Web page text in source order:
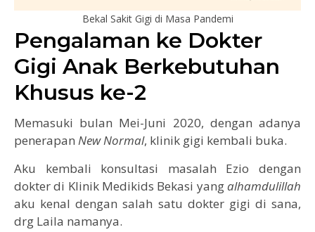
Bekal Sakit Gigi di Masa Pandemi
Pengalaman ke Dokter
Gigi Anak Berkebutuhan
Khusus ke-2
Memasuki bulan Mei-Juni 2020, dengan adanya
penerapan New Normal, klinik gigi kembali buka.
Aku kembali konsultasi masalah Ezio dengan
dokter di Klinik Medikids Bekasi yangalhamdulillah
aku kenal dengan salah satu dokter gigi di sana,
drg Laila namanya.